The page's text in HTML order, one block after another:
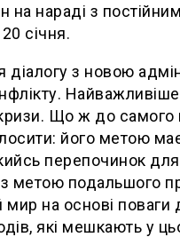
на нараді з
січня.
діалогу з новою
Що ж до самого
його метою
перепочинок
метою подальшого
на основі поваги
які мешкають у